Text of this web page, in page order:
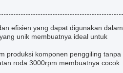
efisien yang dapat digunakan dalam
unik membuatnya ideal untuk
produksi komponen penggiling tanpa
roda 3000rpm membuatnya cocok